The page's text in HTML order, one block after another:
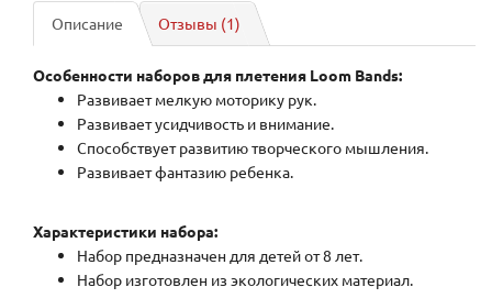
Описание Отзывы (1)
Особенности наборов для плетения Loom Bands:
Развивает мелкую моторику рук.
Развивает усидчивость и внимание.
Способствует развитию творческого мышления.
Развивает фантазию ребенка.
Характеристики набора:
Набор предназначен для детей от 8 лет.
Набор изготовлен из экологических материал.